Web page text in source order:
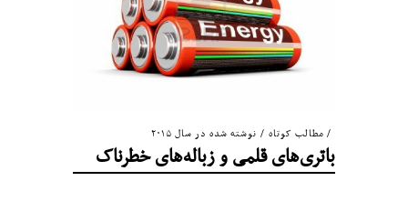
مطالب کوتاه / نوشته شده در سال ۲۰۱۵
باتری‌های قلمی و زباله‌های خطرناک